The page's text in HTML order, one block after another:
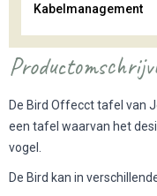
Kabelmanagement
De Bird Offecct tafel van
een tafel waarvan het
vogel.
De Bird kan in